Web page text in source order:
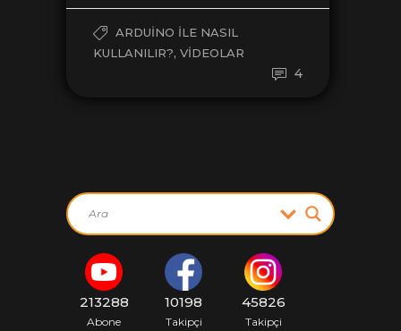
ARDUINO ILE NASIL
KULLANILIR?, VIDEOLAR
4
213288
Abone
10198
Takipçi
45826
Takipçi